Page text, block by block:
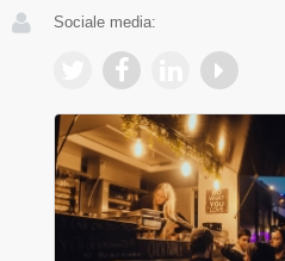
Sociale media: